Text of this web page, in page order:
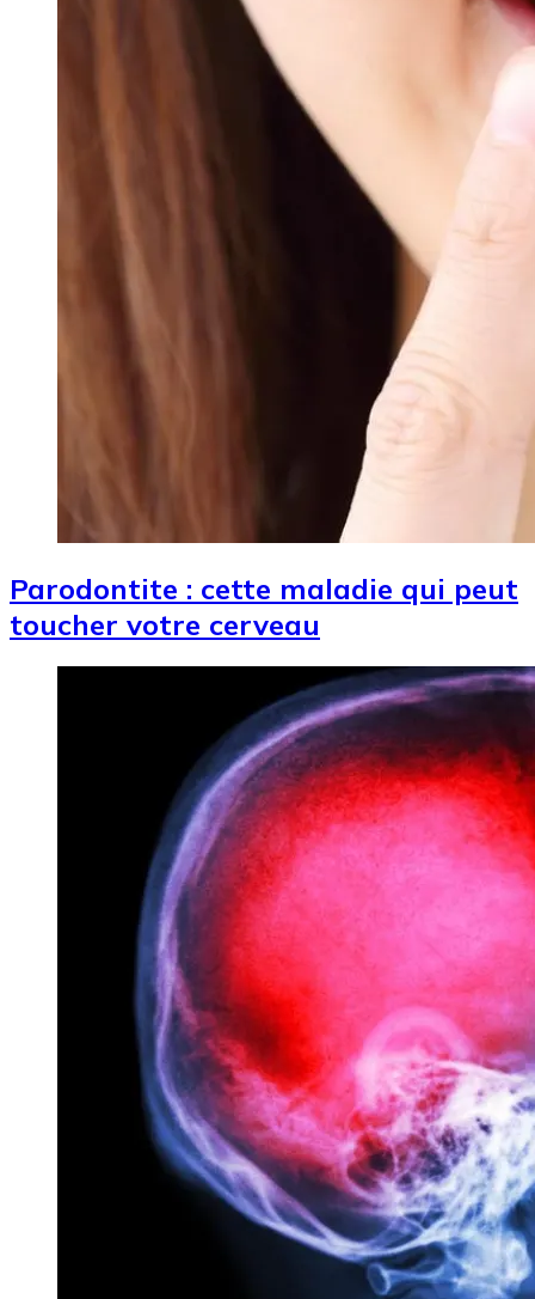
Parodontite : cette maladie qui peut
toucher votre cerveau